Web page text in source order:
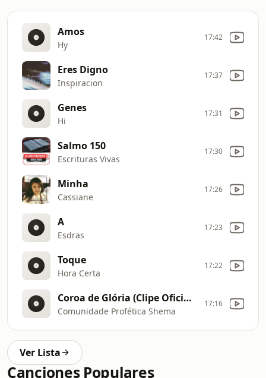
Amos
Hy
17:42
Eres Digno
Inspiracion
17:37
Genes
Hi
17:31
Salmo 150
Escrituras Vivas
17:30
Minha
Cassiane
17:26
A
Esdras
17:23
Toque
Hora Certa
17:22
Coroa de Glória (Clipe Oficial MK Music)
Comunidade Profética Shema
17:16
Ver Lista
Canciones Populares